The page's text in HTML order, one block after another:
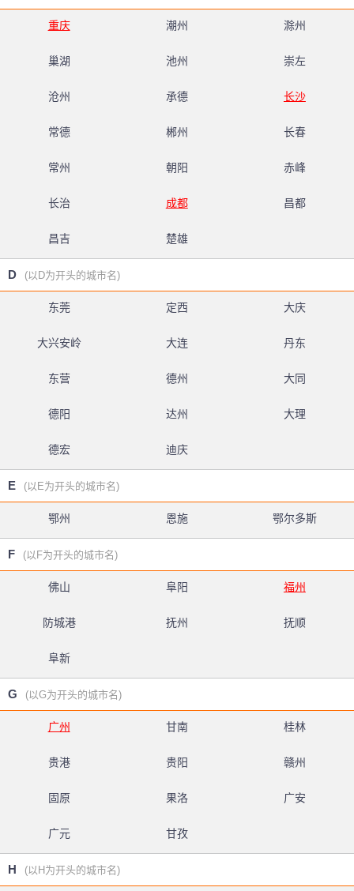
重庆 潮州 滁州
巢湖 池州 崇左
沧州 承德 长沙
常德 郴州 长春
常州 朝阳 赤峰
长治 成都 昌都
昌吉 楚雄
D (以D为开头的城市名)
东莞 定西 大庆
大兴安岭 大连 丹东
东营 德州 大同
德阳 达州 大理
德宏 迪庆
E (以E为开头的城市名)
鄂州 恩施 鄂尔多斯
F (以F为开头的城市名)
佛山 阜阳 福州
防城港 抚州 抚顺
阜新
G (以G为开头的城市名)
广州 甘南 桂林
贵港 贵阳 赣州
固原 果洛 广安
广元 甘孜
H (以H为开头的城市名)